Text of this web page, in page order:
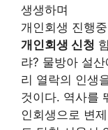
생생하며
개인회생 진행
개인회생 신청
랴? 물방아 설
리 열락의 인생
것이다. 역사를
인회생으로 변